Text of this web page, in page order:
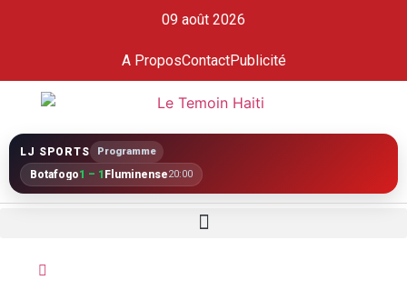
09 août 2026
A ProposContactPublicité
LJ SPORTS Programme
Botafogo1 – 1 Fluminense20:00